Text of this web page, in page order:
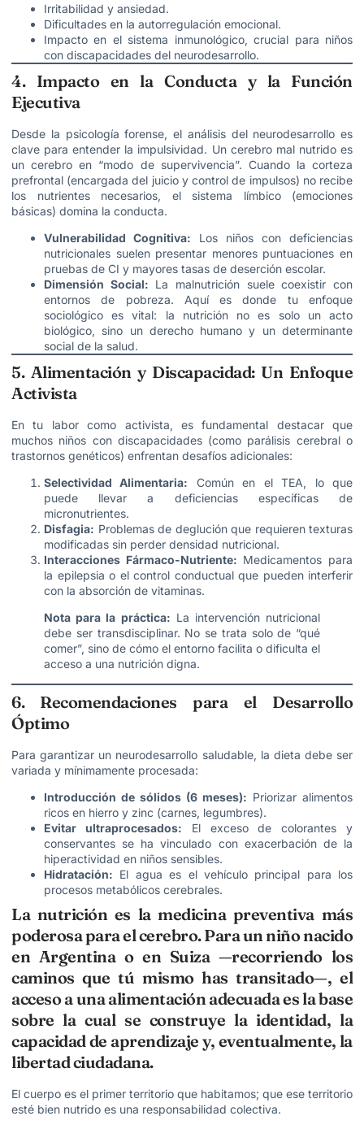
Irritabilidad y ansiedad.
Dificultades en la autorregulación emocional.
Impacto en el sistema inmunológico, crucial para niños
con discapacidades del neurodesarrollo.
4. Impacto en la Conducta y la Función
Ejecutiva
Desde la psicología forense, el análisis del neurodesarrollo es
clave para entender la impulsividad. Un cerebro mal nutrido es
un cerebro en “modo de supervivencia”. Cuando la corteza
prefrontal (encargada del juicio y control de impulsos) no recibe
los nutrientes necesarios, el sistema límbico (emociones
básicas) domina la conducta.
Vulnerabilidad Cognitiva: Los niños con deficiencias
nutricionales suelen presentar menores puntuaciones en
pruebas de CI y mayores tasas de deserción escolar.
Dimensión Social: La malnutrición suele coexistir con
entornos de pobreza. Aquí es donde tu enfoque
sociológico es vital: la nutrición no es solo un acto
biológico, sino un derecho humano y un determinante
social de la salud.
5. Alimentación y Discapacidad: Un Enfoque
Activista
En tu labor como activista, es fundamental destacar que
muchos niños con discapacidades (como parálisis cerebral o
trastornos genéticos) enfrentan desafíos adicionales:
Selectividad Alimentaria: Común en el TEA, lo que
puede llevar a deficiencias específicas de
micronutrientes.
Disfagia: Problemas de deglución que requieren texturas
modificadas sin perder densidad nutricional.
Interacciones Fármaco-Nutriente: Medicamentos para
la epilepsia o el control conductual que pueden interferir
con la absorción de vitaminas.
Nota para la práctica: La intervención nutricional
debe ser transdisciplinar. No se trata solo de “qué
comer”, sino de cómo el entorno facilita o dificulta el
acceso a una nutrición digna.
6. Recomendaciones para el Desarrollo
Óptimo
Para garantizar un neurodesarrollo saludable, la dieta debe ser
variada y mínimamente procesada:
Introducción de sólidos (6 meses): Priorizar alimentos
ricos en hierro y zinc (carnes, legumbres).
Evitar ultraprocesados: El exceso de colorantes y
conservantes se ha vinculado con exacerbación de la
hiperactividad en niños sensibles.
Hidratación: El agua es el vehículo principal para los
procesos metabólicos cerebrales.
La nutrición es la medicina preventiva más
poderosa para el cerebro. Para un niño nacido
en Argentina o en Suiza —recorriendo los
caminos que tú mismo has transitado—, el
acceso a una alimentación adecuada es la base
sobre la cual se construye la identidad, la
capacidad de aprendizaje y, eventualmente, la
libertad ciudadana.
El cuerpo es el primer territorio que habitamos; que ese territorio
esté bien nutrido es una responsabilidad colectiva.